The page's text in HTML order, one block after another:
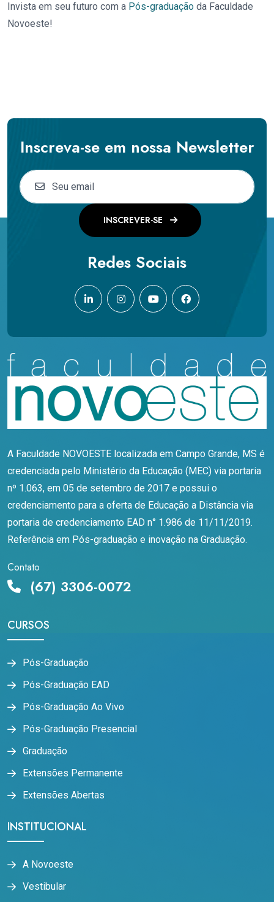
Invista em seu futuro com a Pós-graduação da Faculdade
Novoeste!
Inscreva-se em nossa Newsletter
INSCREVER-SE
Redes Sociais
A Faculdade NOVOESTE localizada em Campo Grande, MS é
credenciada pelo Ministério da Educação (MEC) via portaria
nº 1.063, em 05 de setembro de 2017 e possui o
credenciamento para a oferta de Educação a Distância via
portaria de credenciamento EAD n° 1.986 de 11/11/2019.
Referência em Pós-graduação e inovação na Graduação.
Contato
(67) 3306-0072
CURSOS
Pós-Graduação
Pós-Graduação EAD
Pós-Graduação Ao Vivo
Pós-Graduação Presencial
Graduação
Extensões Permanente
Extensões Abertas
INSTITUCIONAL
A Novoeste
Vestibular